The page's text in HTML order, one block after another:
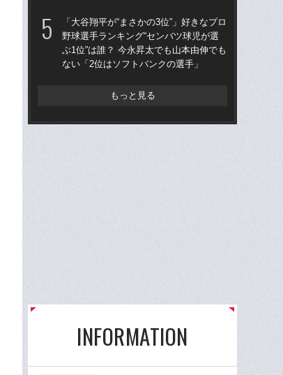
「大谷翔平が“まさかの3位”」好きなプロ
野球選手ランキング“センバツ球児が選
ぶ1位”は誰？ 今永昇太でも山本由伸でも
ない「2位はソフトバンクの選手」
もっと見る
INFORMATION